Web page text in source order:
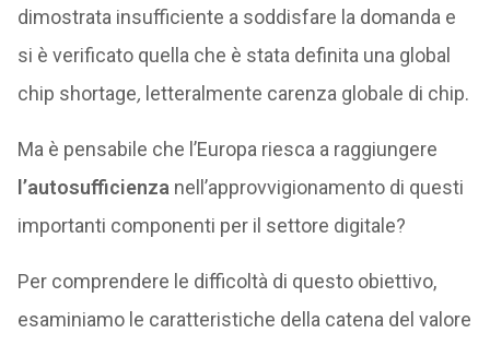
dimostrata insufficiente a soddisfare la domanda e
si è verificato quella che è stata definita una global
chip shortage, letteralmente carenza globale di chip.
Ma è pensabile che l’Europa riesca a raggiungere
l’autosufficienza nell’approvvigionamento di questi
importanti componenti per il settore digitale?
Per comprendere le difficoltà di questo obiettivo,
esaminiamo le caratteristiche della catena del valore